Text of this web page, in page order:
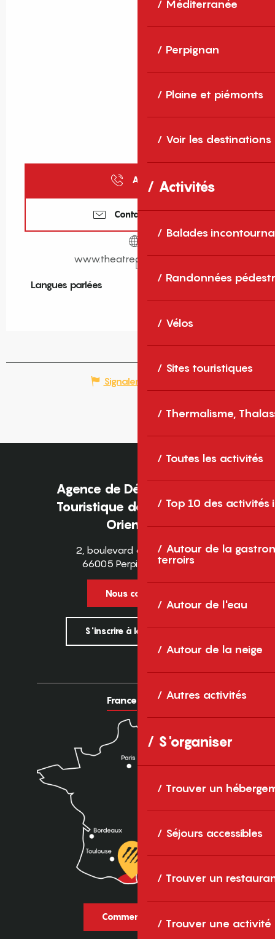
Méditerranée
Perpignan
Plaine et piémonts
Voir les destinations
Activités
Balades
Randonnées
Vélos
Sites touristiques
Thermalisme,
Toutes les activités
Top 10 des activités
Autour de la
terroirs
Autour de l'eau
Autour de la neige
Autres activités
S'organiser
Trouver un
Séjours accessibles
Trouver un
Trouver une activité
Appeler
Contactez-nous
www.theatredelarchipel.org
Langues parlées
Langues parlées
Signaler une erreur
Agence de Développement
Touristique des Pyrénées-
Orientales
2, boulevard des Pyrénées
66005 Perpignan Cedex
Nous contacter
S'inscrire à la newsletter
France Europe
Comment venir ?